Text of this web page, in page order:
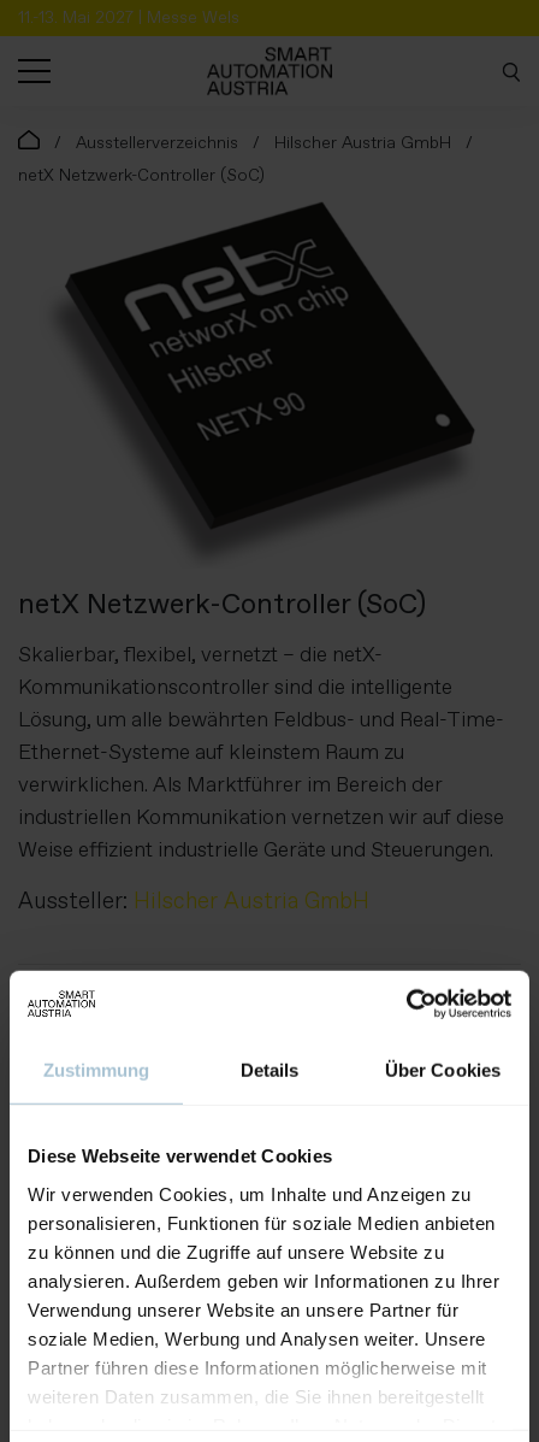
Zustimmung Details Über Cookies
Diese Webseite verwendet Cookies
Wir verwenden Cookies, um Inhalte und Anzeigen zu
personalisieren, Funktionen für soziale Medien anbieten
zu können und die Zugriffe auf unsere Website zu
analysieren. Außerdem geben wir Informationen zu Ihrer
Verwendung unserer Website an unsere Partner für
soziale Medien, Werbung und Analysen weiter. Unsere
Partner führen diese Informationen möglicherweise mit
weiteren Daten zusammen, die Sie ihnen bereitgestellt
11.-13. Mai 2027 | Messe Wels
Ausstellerverzeichnis
Hilscher Austria GmbH
netX Netzwerk-Controller (SoC)
netX Netzwerk-Controller (SoC)
Skalierbar, flexibel, vernetzt – die netX-
Kommunikationscontroller sind die intelligente
Lösung, um alle bewährten Feldbus- und Real-Time-
Ethernet-Systeme auf kleinstem Raum zu
verwirklichen. Als Marktführer im Bereich der
industriellen Kommunikation vernetzen wir auf diese
Weise effizient industrielle Geräte und Steuerungen.
Aussteller: Hilscher Austria GmbH
Weitere Produkte von diesem Aussteller